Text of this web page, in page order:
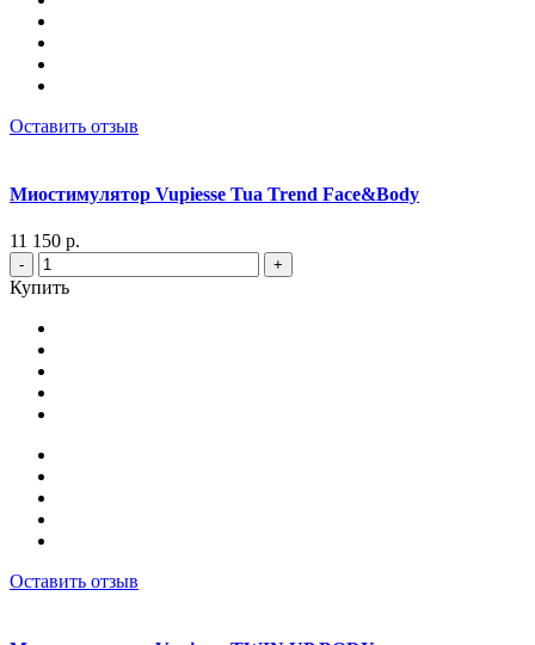
Оставить отзыв
Миостимулятор Vupiesse Tua Trend Face&Body
11 150 р.
- +
Купить
Оставить отзыв